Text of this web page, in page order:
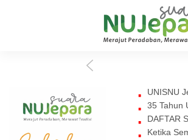
UNISNU
35 Tahun
DAFTAR
Ketika